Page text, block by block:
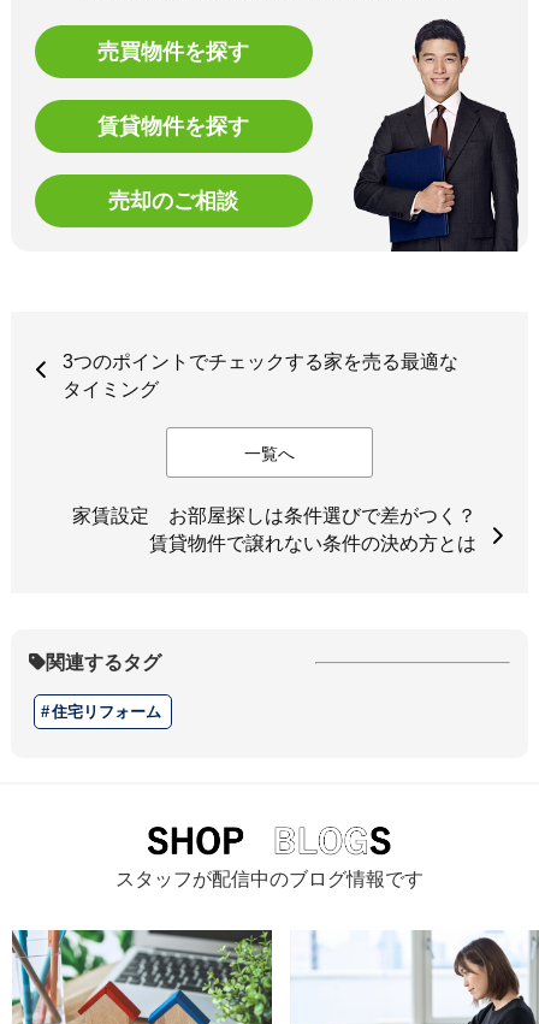
売買物件を探す
賃貸物件を探す
売却のご相談
3つのポイントでチェックする家を売る最適な
タイミング
一覧へ
家賃設定 お部屋探しは条件選びで差がつく？
賃貸物件で譲れない条件の決め方とは
関連するタグ
住宅リフォーム
スタッフが配信中のブログ情報です